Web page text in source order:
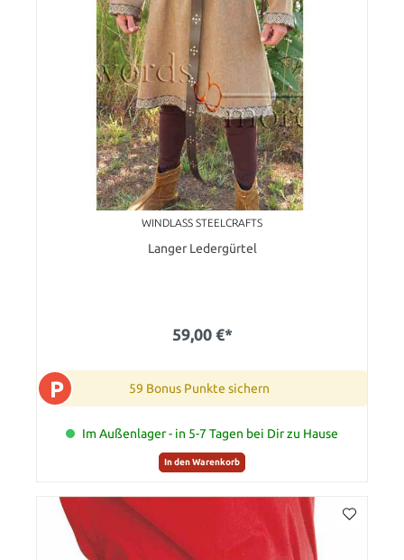
WINDLASS STEELCRAFTS
Langer Ledergürtel
59,00 €*
P 59 Bonus Punkte sichern
Im Außenlager - in 5-7 Tagen bei Dir zu Hause
In den Warenkorb